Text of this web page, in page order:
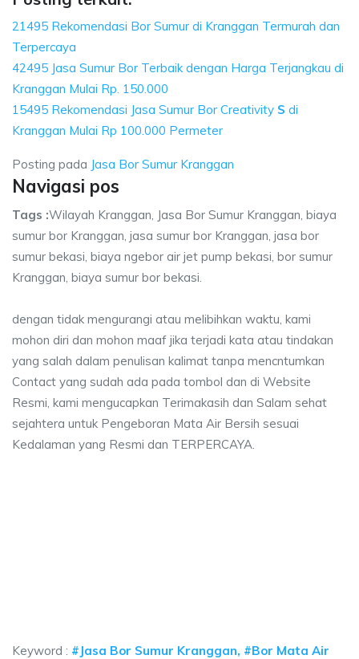
21495 Rekomendasi Bor Sumur di Kranggan Termurah dan
Terpercaya
42495 Jasa Sumur Bor Terbaik dengan Harga Terjangkau di
Kranggan Mulai Rp. 150.000
15495 Rekomendasi Jasa Sumur Bor Creativity S di
Kranggan Mulai Rp 100.000 Permeter
Posting pada Jasa Bor Sumur Kranggan
Navigasi pos
Tags :Wilayah Kranggan, Jasa Bor Sumur Kranggan, biaya
sumur bor Kranggan, jasa sumur bor Kranggan, jasa bor
sumur bekasi, biaya ngebor air jet pump bekasi, bor sumur
Kranggan, biaya sumur bor bekasi.
dengan tidak mengurangi atau melibihkan waktu, kami
mohon diri dan mohon maaf jika terjadi kata atau tindakan
yang salah dalam penulisan kalimat tanpa mencntumkan
Contact yang sudah ada pada tombol dan di Website
Resmi, kami mengucapkan Terimakasih dan Salam sehat
sejahtera untuk Pengeboran Mata Air Bersih sesuai
Kedalaman yang Resmi dan TERPERCAYA.
Keyword : #Jasa Bor Sumur Kranggan, #Bor Mata Air